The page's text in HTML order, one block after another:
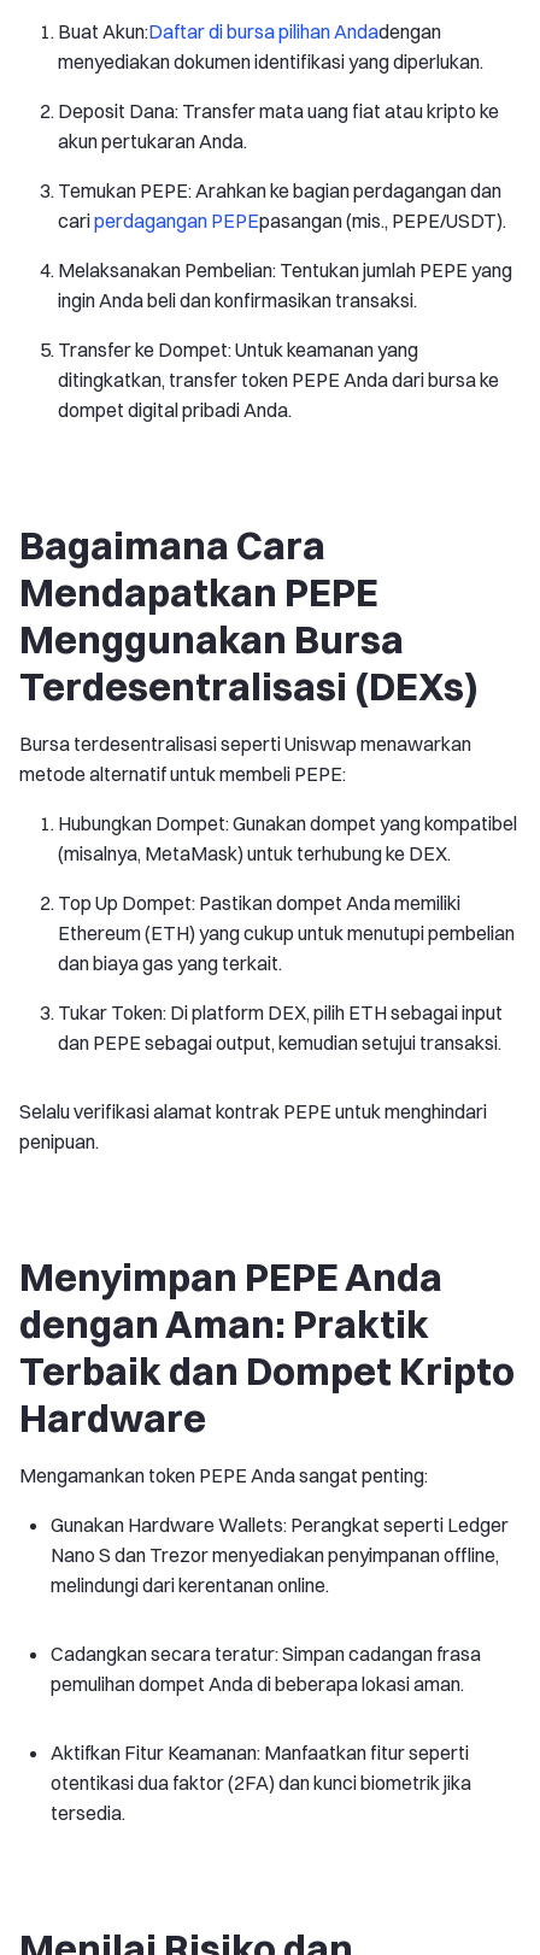
Buat Akun:Daftar di bursa pilihan Andadengan
menyediakan dokumen identifikasi yang diperlukan.
Deposit Dana: Transfer mata uang fiat atau kripto ke
akun pertukaran Anda.
Temukan PEPE: Arahkan ke bagian perdagangan dan
cariperdagangan PEPEpasangan (mis., PEPE/USDT).
Melaksanakan Pembelian: Tentukan jumlah PEPE yang
ingin Anda beli dan konfirmasikan transaksi.
Transfer ke Dompet: Untuk keamanan yang
ditingkatkan, transfer token PEPE Anda dari bursa ke
dompet digital pribadi Anda.
Bagaimana Cara
Mendapatkan PEPE
Menggunakan Bursa
Terdesentralisasi (DEXs)
Bursa terdesentralisasi seperti Uniswap menawarkan
metode alternatif untuk membeli PEPE:
Hubungkan Dompet: Gunakan dompet yang kompatibel
(misalnya, MetaMask) untuk terhubung ke DEX.
Top Up Dompet: Pastikan dompet Anda memiliki
Ethereum (ETH) yang cukup untuk menutupi pembelian
dan biaya gas yang terkait.
Tukar Token: Di platform DEX, pilih ETH sebagai input
dan PEPE sebagai output, kemudian setujui transaksi.
Selalu verifikasi alamat kontrak PEPE untuk menghindari
penipuan.
Menyimpan PEPE Anda
dengan Aman: Praktik
Terbaik dan Dompet Kripto
Hardware
Mengamankan token PEPE Anda sangat penting:
Gunakan Hardware Wallets: Perangkat seperti Ledger
Nano S dan Trezor menyediakan penyimpanan offline,
melindungi dari kerentanan online.
Cadangkan secara teratur: Simpan cadangan frasa
pemulihan dompet Anda di beberapa lokasi aman.
Aktifkan Fitur Keamanan: Manfaatkan fitur seperti
otentikasi dua faktor (2FA) dan kunci biometrik jika
tersedia.